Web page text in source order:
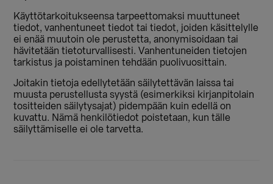
Käyttötarkoitukseensa tarpeettomaksi muuttuneet
tiedot, vanhentuneet tiedot tai tiedot, joiden käsittelylle
ei enää muutoin ole perustetta, anonymisoidaan tai
hävitetään tietoturvallisesti. Vanhentuneiden tietojen
tarkistus ja poistaminen tehdään puolivuosittain.
Joitakin tietoja edellytetään säilytettävän laissa tai
muusta perustellusta syystä (esimerkiksi kirjanpitolain
tositteiden säilytysajat) pidempään kuin edellä on
kuvattu. Nämä henkilötiedot poistetaan, kun tälle
säilyttämiselle ei ole tarvetta.